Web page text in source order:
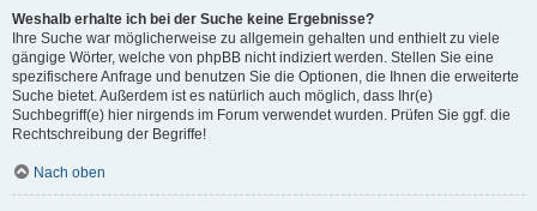
Weshalb erhalte ich bei der Suche keine Ergebnisse?
Ihre Suche war möglicherweise zu allgemein gehalten und enthielt zu viele
gängige Wörter, welche von phpBB nicht indiziert werden. Stellen Sie eine
spezifischere Anfrage und benutzen Sie die Optionen, die Ihnen die erweiterte
Suche bietet. Außerdem ist es natürlich auch möglich, dass Ihr(e)
Suchbegriff(e) hier nirgends im Forum verwendet wurden. Prüfen Sie ggf. die
Rechtschreibung der Begriffe!
Nach oben